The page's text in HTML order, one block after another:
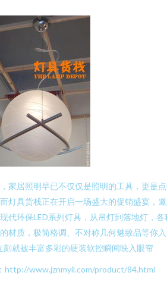
家居照明早已不仅仅是照明的工具，更是
灯具货栈正在开启一场盛大的促销盛宴，
代环保LED系列灯具，从吊灯到落地灯，各
材质，极简格调、不对称几何魅致品等你
就被丰富多彩的硬装软控瞬间映入眼帘
http://www.jznmyil.com/product/84.html